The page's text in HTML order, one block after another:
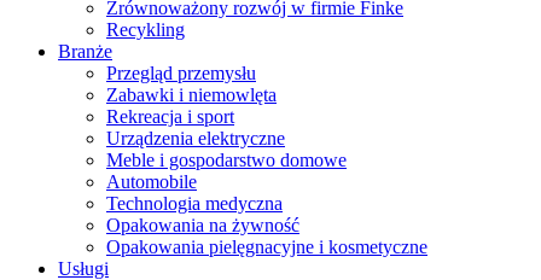
Zrównoważony rozwój w firmie Finke
Recykling
Branże
Przegląd przemysłu
Zabawki i niemowlęta
Rekreacja i sport
Urządzenia elektryczne
Meble i gospodarstwo domowe
Automobile
Technologia medyczna
Opakowania na żywność
Opakowania pielęgnacyjne i kosmetyczne
Usługi